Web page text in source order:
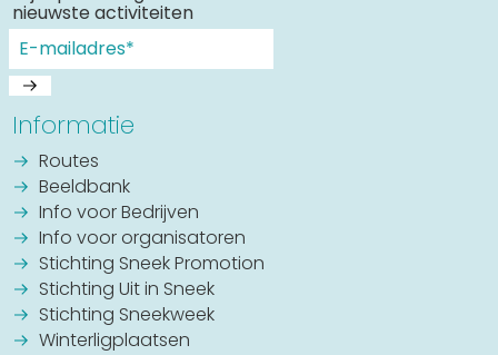
nieuwste activiteiten
Informatie
Routes
Beeldbank
Info voor Bedrijven
Info voor organisatoren
Stichting Sneek Promotion
Stichting Uit in Sneek
Stichting Sneekweek
Winterligplaatsen